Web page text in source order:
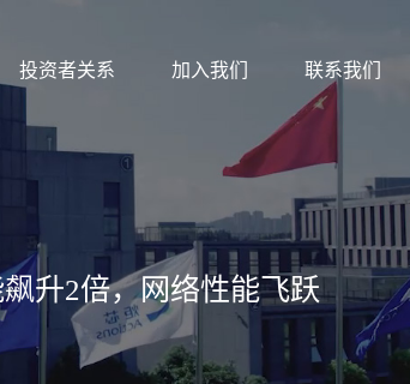
投资者关系 加入我们 联系我们
升2倍，网络性能飞跃